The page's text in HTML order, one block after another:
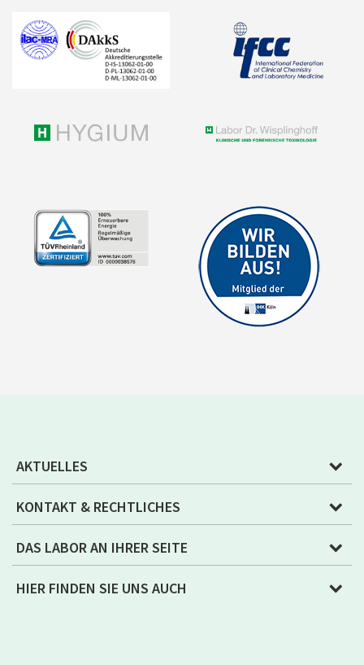
AKTUELLES
KONTAKT & RECHTLICHES
DAS LABOR AN IHRER SEITE
HIER FINDEN SIE UNS AUCH